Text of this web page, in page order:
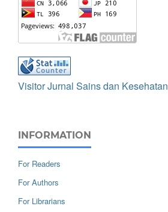
Visitor Jurnal Sains dan Kesehatan
INFORMATION
For Readers
For Authors
For Librarians